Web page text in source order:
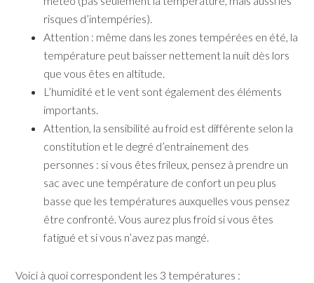
risques d’intempéries).
Attention : même dans les zones tempérées en été, la
température peut baisser nettement la nuit dès lors
que vous êtes en altitude.
L’humidité et le vent sont également des éléments
importants.
Attention, la sensibilité au froid est différente selon la
constitution et le degré d’entrainement des
personnes : si vous êtes frileux, pensez à prendre un
sac avec une température de confort un peu plus
basse que les températures auxquelles vous pensez
être confronté. Vous aurez plus froid si vous êtes
fatigué et si vous n’avez pas mangé.
Voici à quoi correspondent les 3 températures :